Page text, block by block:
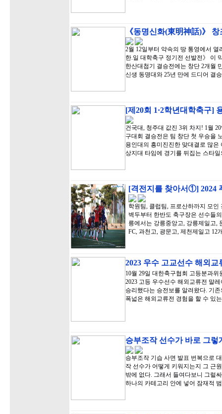
《동명신화(東明神話)》
2월 12일부터 약속의 땅 통영에서
한.일 대학축구 정기전 선발전》 이
한산대첩기 결승전에는 창단 2개월
신생 동명대와 25년 만에 드디어 결
[제20회 1·2학년대학축구]
건국대, 청주대 값진 3위 차지! 1월
구대회 결승전은 팀 창단 첫 우승을
용인대의 흥미진진한 맞대결로 많
상지대 타임에 경기를 뒤집는 스타
[격전지를 찾아서①] 2024
학원팀, 클럽팀, 프로산하까지 모
벽두부터 한반도 축구장은 선수들
릉에서는 강릉중앙고, 강릉제일고,
FC, 과천고, 광문고, 제천제일고 12
2023 우수 고교선수 해외
10월 29일 대한축구협회 고등분과
2023 고등 우수선수 해외교류전 말
승리했다는 승전보를 알려왔다. 기
폭넓은 해외교류전 경험을 할 수 있
승부조작 선수가 바로 그
승부조작 기습 사면 발표 번복으로
작 선수가 어떻게 키워지는지 그 근
밖에 없다. 그래서 들여다보니 그럴
하나의 카테고리 안에 넣어 잠재적